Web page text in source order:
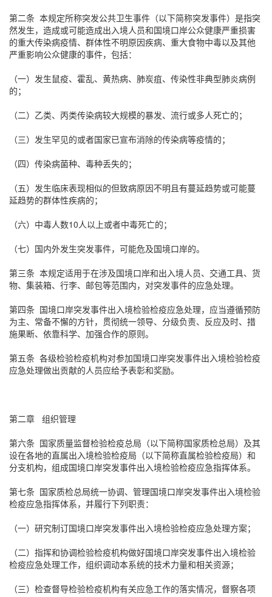
第二条 本规定所称突发公共卫生事件（以下简称突发事件）是指突
然发生，造成或可能造成出入境人员和国境口岸公众健康严重损害
的重大传染病疫情、群体性不明原因疾病、重大食物中毒以及其他
严重影响公众健康的事件，包括：
（一）发生鼠疫、霍乱、黄热病、肺炭疽、传染性非典型肺炎病例
的；
（二）乙类、丙类传染病较大规模的暴发、流行或多人死亡的；
（三）发生罕见的或者国家已宣布消除的传染病等疫情的；
（四）传染病菌种、毒种丢失的；
（五）发生临床表现相似的但致病原因不明且有蔓延趋势或可能蔓
延趋势的群体性疾病的；
（六）中毒人数10人以上或者中毒死亡的；
（七）国内外发生突发事件，可能危及国境口岸的。
第三条 本规定适用于在涉及国境口岸和出入境人员、交通工具、货
物、集装箱、行李、邮包等范围内，对突发事件的应急处理。
第四条 国境口岸突发事件出入境检验检疫应急处理，应当遵循预防
为主、常备不懈的方针，贯彻统一领导、分级负责、反应及时、措
施果断、依靠科学、加强合作的原则。
第五条 各级检验检疫机构对参加国境口岸突发事件出入境检验检疫
应急处理做出贡献的人员应给予表彰和奖励。
第二章 组织管理
第六条 国家质量监督检验检疫总局（以下简称国家质检总局）及其
设在各地的直属出入境检验检疫局（以下简称直属检验检疫局）和
分支机构，组成国境口岸突发事件出入境检验检疫应急指挥体系。
第七条 国家质检总局统一协调、管理国境口岸突发事件出入境检验
检疫应急指挥体系，并履行下列职责：
（一）研究制订国境口岸突发事件出入境检验检疫应急处理方案；
（二）指挥和协调检验检疫机构做好国境口岸突发事件出入境检验
检疫应急处理工作，组织调动本系统的技术力量和相关资源；
（三）检查督导检验检疫机构有关应急工作的落实情况，督察各项